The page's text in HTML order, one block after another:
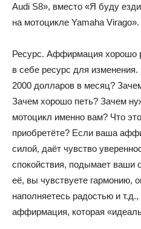
Audi S8», вместо «Я буду
на мотоцикле Yamaha Virago».
Ресурс. Аффирмация хорошо
в себе ресурс для
2000 долларов в месяц?
Зачем хорошо петь? Зачем
мотоцикл именно вам? Что
приобретёте? Если ваша
силой, даёт чувство
спокойствия, подымает ваши
её, вы чувствуете гармонию,
наполняетесь радостью и т.д.,
аффирмация, которая